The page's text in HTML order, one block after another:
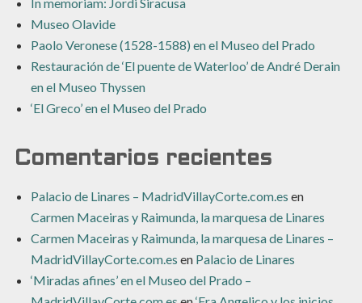
In memoriam: Jordi Siracusa
Museo Olavide
Paolo Veronese (1528-1588) en el Museo del Prado
Restauración de ‘El puente de Waterloo’ de André Derain
en el Museo Thyssen
‘El Greco’ en el Museo del Prado
Comentarios recientes
Palacio de Linares – MadridVillayCorte.com.es en
Carmen Maceiras y Raimunda, la marquesa de Linares
Carmen Maceiras y Raimunda, la marquesa de Linares –
MadridVillayCorte.com.es en Palacio de Linares
‘Miradas afines’ en el Museo del Prado –